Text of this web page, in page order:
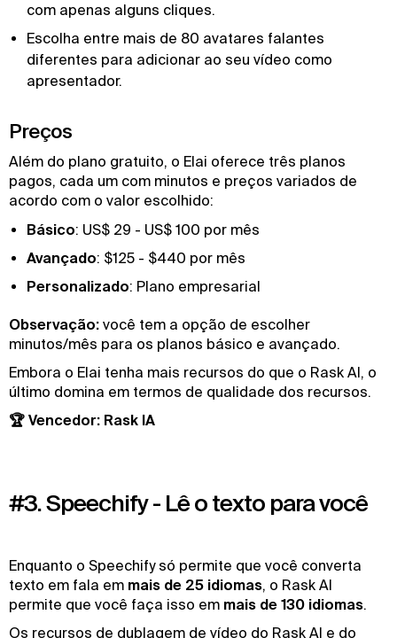
com apenas alguns cliques.
Escolha entre mais de 80 avatares falantes
diferentes para adicionar ao seu vídeo como
apresentador.
Preços
Além do plano gratuito, o Elai oferece três planos
pagos, cada um com minutos e preços variados de
acordo com o valor escolhido:
Básico: US$ 29 - US$ 100 por mês
Avançado: $125 - $440 por mês
Personalizado: Plano empresarial
Observação: você tem a opção de escolher
minutos/mês para os planos básico e avançado.
Embora o Elai tenha mais recursos do que o Rask AI, o
último domina em termos de qualidade dos recursos.
🏆 Vencedor: Rask IA
#3. Speechify - Lê o texto para você
Enquanto o Speechify só permite que você converta
texto em fala em mais de 25 idiomas, o Rask AI
permite que você faça isso em mais de 130 idiomas.
Os recursos de dublagem de vídeo do Rask AI e do